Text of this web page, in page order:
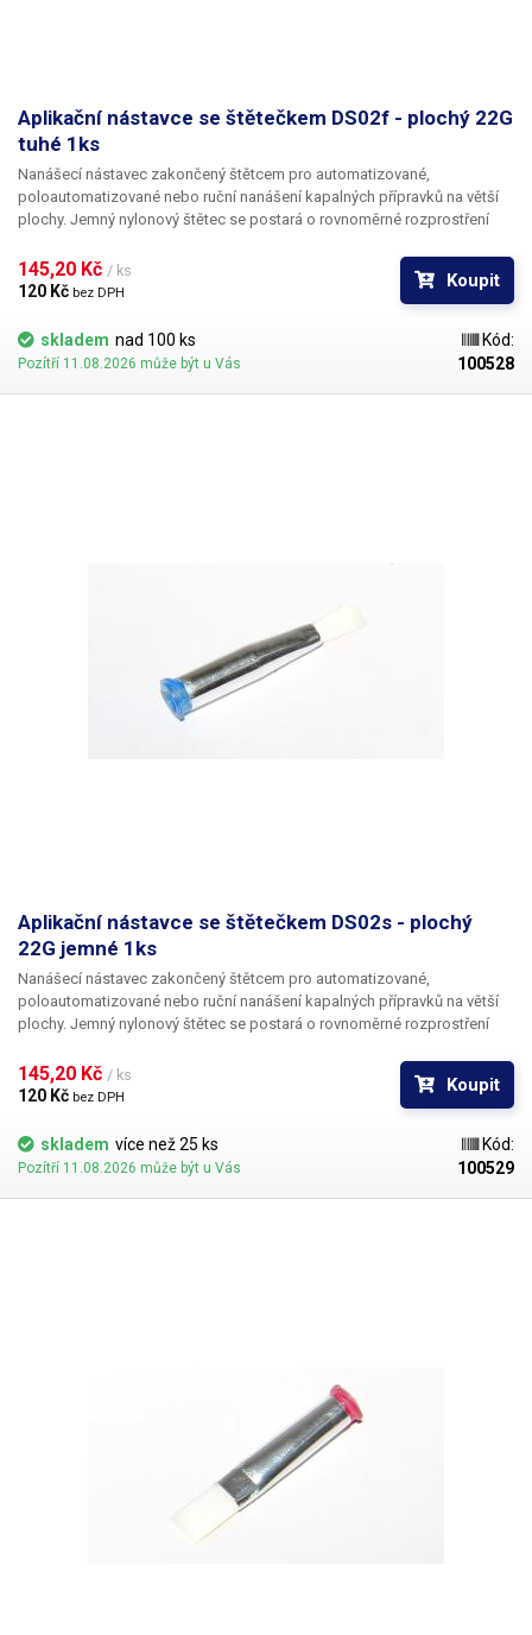
Aplikační nástavce se štětečkem DS02f - plochý 22G
tuhé 1ks
Nanášecí nástavec zakončený štětcem pro automatizované,
poloautomatizované nebo ruční nanášení kapalných přípravků na větší
plochy. Jemný nylonový štětec se postará o rovnoměrné rozprostření
Nabízíme nástavce se dvěma tuhostmi štětce; pro hrubší povrchy a
hustší kapaliny je vhodnější štětec s tužšími a silnějšími vlákny; proto
jsou všechny dispenzní nástavce vyrobeny ve dvou provedeních
145,20 Kč / ks
120 Kč bez DPH
Koupit
skladem nad 100 ks
Pozítří 11.08.2026 může být u Vás
Kód:
100528
Aplikační nástavce se štětečkem DS02s - plochý
22G jemné 1ks
Nanášecí nástavec zakončený štětcem pro automatizované,
poloautomatizované nebo ruční nanášení kapalných přípravků na větší
plochy. Jemný nylonový štětec se postará o rovnoměrné rozprostření
Nabízíme nástavce se dvěma tuhostmi štětce; pro hrubší povrchy a
hustší kapaliny je vhodnější štětec s tužšími a silnějšími vlákny; proto
jsou všechny dispenzní nástavce vyrobeny ve dvou provedeních
145,20 Kč / ks
120 Kč bez DPH
Koupit
skladem více než 25 ks
Pozítří 11.08.2026 může být u Vás
Kód:
100529